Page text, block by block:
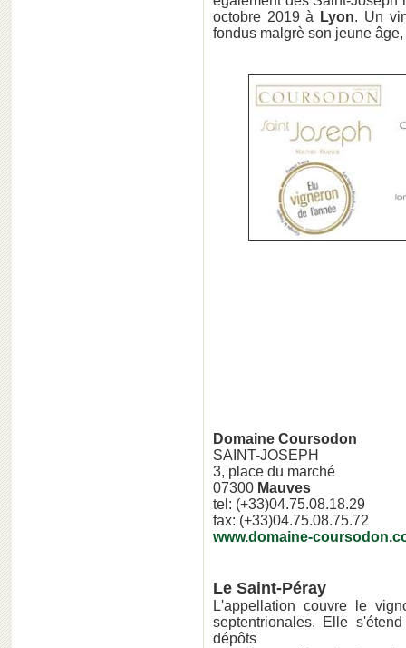
octobre 2019 à
Lyon. Un
fondus malgrè son jeune
Domaine
SAINT-
3, place du marché
07300 Mauves
tel: (+33)04.75.08.18.29
fax: (+33)04.75.08.75.72
www.domaine-
Le Saint-Péray
L'appellation couvre le
septentrionales. Elle
dépôts